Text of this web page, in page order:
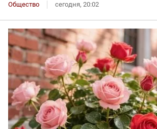
Общество сегодня, 20:02